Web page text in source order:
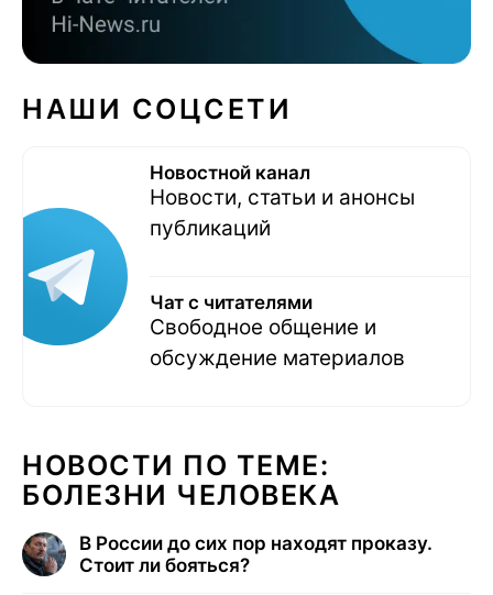
НАШИ СОЦСЕТИ
Новостной канал
Новости, статьи и анонсы
публикаций
Чат с читателями
Свободное общение и
обсуждение материалов
НОВОСТИ ПО ТЕМЕ:
БОЛЕЗНИ ЧЕЛОВЕКА
В России до сих пор находят проказу.
Стоит ли бояться?